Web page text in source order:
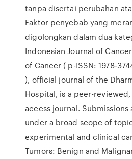
tanpa disertai perubahan
Faktor penyebab yang
digolongkan dalam dua
Indonesian Journal of
of Cancer ( p-ISSN: 1978-
), official journal of the
Hospital, is a peer-
access journal. Submissions
under a broad scope of
experimental and clinical
Tumors: Benign and